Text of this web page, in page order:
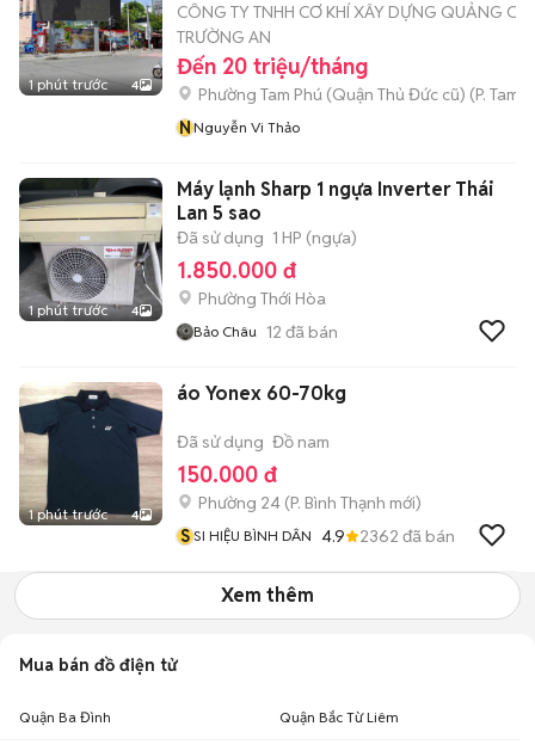
1 phút trước 4
CÔNG TY TNHH CƠ KHÍ XÂY DỰNG QUẢNG
TRƯỜNG AN
Đến 20 triệu/tháng
Phường Tam Phú (Quận Thủ Đức cũ) (P. Tam
NNguyễn Vi Thảo
1 phút trước 4
Máy lạnh Sharp 1 ngựa Inverter Thái
Lan 5 sao
Đã sử dụng 1 HP (ngựa)
1.850.000 đ
Phường Thới Hòa
Bảo Châu 12 đã bán
1 phút trước 4
áo Yonex 60-70kg
Đã sử dụng Đồ nam
150.000 đ
Phường 24 (P. Bình Thạnh mới)
S SI HIỆU BÌNH DÂN 4.9 2362 đã bán
Xem thêm
Mua bán đồ điện tử
Quận Ba Đình Quận Bắc Từ Liêm